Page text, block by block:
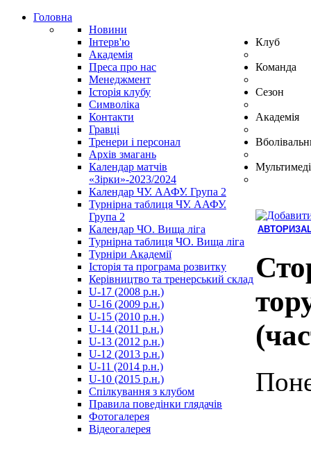
Головна
Новини
Інтерв'ю
Академія
Преса про нас
Клуб
Менеджмент
Історія клубу
Символіка
Контакти
Команда
Гравці
Тренери і персонал
Архів змагань
Сезон
Календар матчів
«Зірки»-2023/2024
Календар ЧУ. ААФУ. Група 2
Турнірна таблиця ЧУ. ААФУ.
Група 2
Календар ЧО. Вища ліга
Турнірна таблиця ЧО. Вища ліга
Академія
Турніри Академії
Історія та програма розвитку
Керівництво та тренерський склад
U-17 (2008 р.н.)
U-16 (2009 р.н.)
U-15 (2010 р.н.)
U-14 (2011 р.н.)
U-13 (2012 р.н.)
U-12 (2013 р.н.)
U-11 (2014 р.н.)
U-10 (2015 р.н.)
Спілкування з клубом
Правила поведінки глядачів
Фотогалерея
Відеогалерея